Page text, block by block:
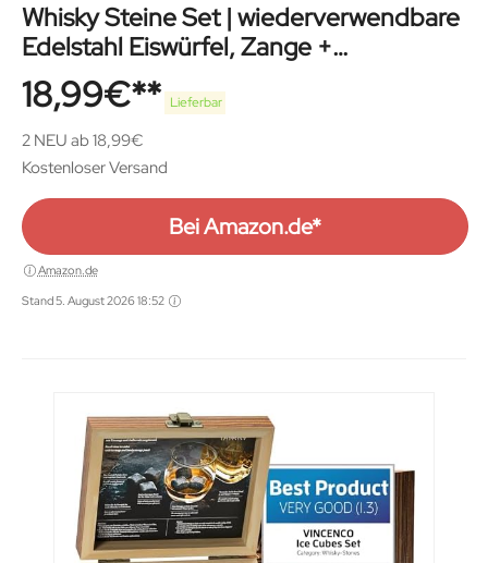
Whisky Steine Set | wiederverwendbare
Edelstahl Eiswürfel, Zange +
Stoffbeutel | Whiskey Ice Cubes
18,99€ Lieferbar
2 NEU ab 18,99€
Kostenloser Versand
Bei Amazon.de*
Amazon.de
Stand 5. August 2026 18:52